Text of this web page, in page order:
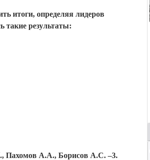
итоги, определяя лидеров
такие результаты:
А.А., Борисов А.С. –3.